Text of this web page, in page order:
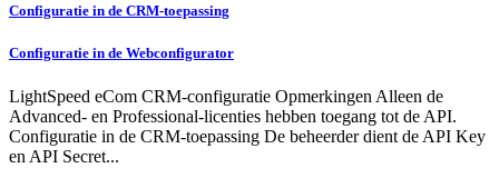
Configuratie in de CRM-toepassing
Configuratie in de Webconfigurator
LightSpeed eCom CRM-configuratie Opmerkingen Alleen de
Advanced- en Professional-licenties hebben toegang tot de API.
Configuratie in de CRM-toepassing De beheerder dient de API Key
en API Secret...